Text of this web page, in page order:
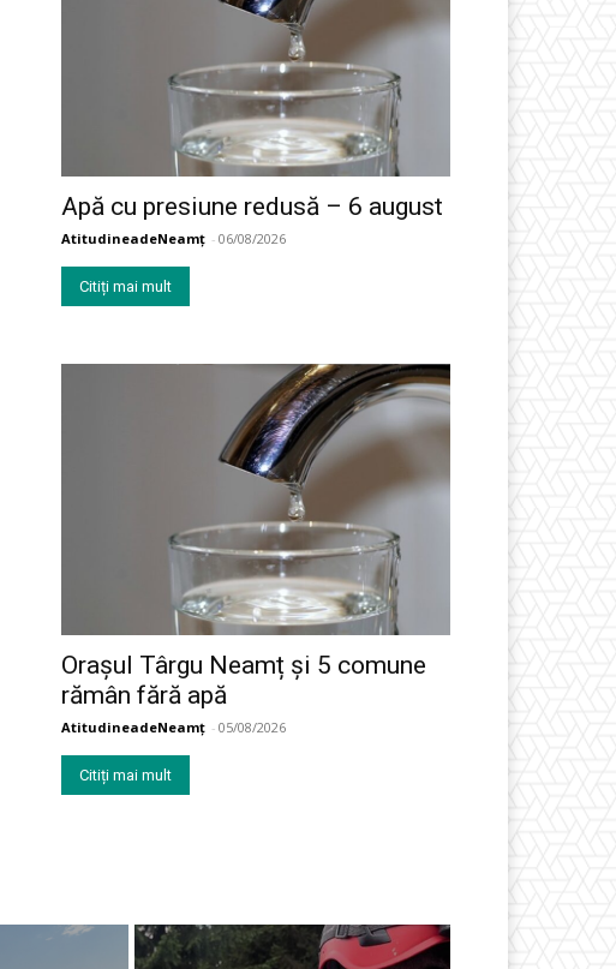
Apă cu presiune redusă – 6 august
AtitudineadeNeamț - 06/08/2026
Citiți mai mult
Orașul Târgu Neamț și 5 comune
rămân fără apă
AtitudineadeNeamț - 05/08/2026
Citiți mai mult